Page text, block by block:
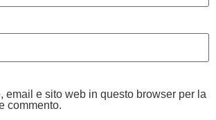
email e sito web in questo browser per la
commento.